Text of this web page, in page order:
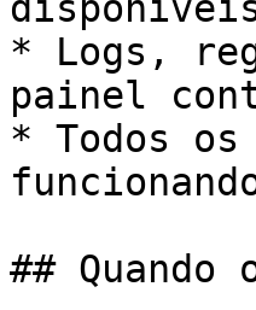
* Logs,
painel
* Todos
## Quando